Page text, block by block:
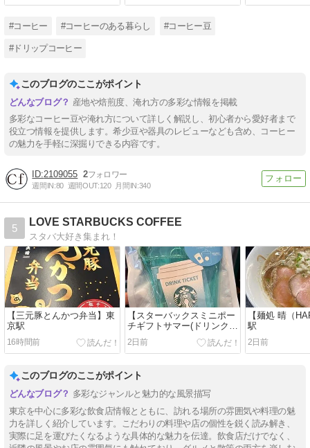
#コーヒー #コーヒーのある暮らし #コーヒー豆
#ドリップコーヒー
このブログのここがポイント
産地や焙煎度、淹れ方の多彩な情報を掲載
多彩なコーヒー豆や淹れ方について詳しく解説し、初心者から愛好者まで
役立つ情報を提供します。希少豆や器具のレビューなども含め、コーヒー
の魅力を手軽に深掘りできる内容です。
2109055 2
週間IN:80 週間OUT:120 月間IN:340
5
LOVE STARBUCKS COFFEE
スタバ大好き集まれ！
【三元豚とんかつ弁当】東
京駅
16時間前
【スターバックスミニポー
チギフトサマー(ドリンクチ
ケット付)】starbucks 2026
2日前
【麺処 晴（
駅
2日前
このブログのここがポイント
多彩なジャンルと魅力的な風景描写
東京を中心に多彩な飲食店情報とともに、訪れる場所の雰囲気や料理の魅
力を詳しく紹介しています。こだわりの料理や店の個性を鋭く読み解き、
実際に足を運びたくなるような具体的な魅力を伝達。飲食店だけでなく、